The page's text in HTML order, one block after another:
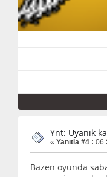
Ynt: Uyanık
« Yanıtla #4 : 06
Bazen oyunda